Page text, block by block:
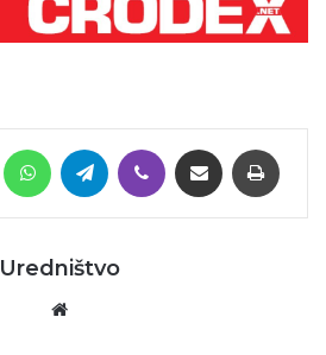
MessengerWhatsAppTelegram Viber Podijeli putem E-maila
Uredništvo